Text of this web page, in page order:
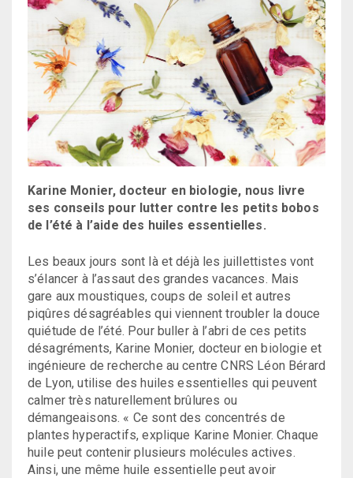
Karine Monier, docteur en biologie, nous livre
ses conseils pour lutter contre les petits bobos
de l’été à l’aide des huiles essentielles.
Les beaux jours sont là et déjà les juillettistes vont
s’élancer à l’assaut des grandes vacances. Mais
gare aux moustiques, coups de soleil et autres
piqûres désagréables qui viennent troubler la douce
quiétude de l’été. Pour buller à l’abri de ces petits
désagréments, Karine Monier, docteur en biologie et
ingénieure de recherche au centre CNRS Léon Bérard
de Lyon, utilise des huiles essentielles qui peuvent
calmer très naturellement brûlures ou
démangeaisons. « Ce sont des concentrés de
plantes hyperactifs, explique Karine Monier. Chaque
huile peut contenir plusieurs molécules actives.
Ainsi, une même huile essentielle peut avoir